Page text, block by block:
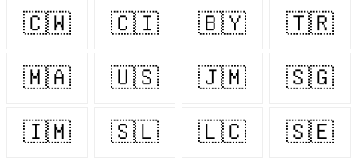
🇨🇼 🇨🇮 🇧🇾 🇹🇷
🇲🇦 🇺🇸 🇯🇲 🇸🇬
🇮🇲 🇸🇱 🇱🇨 🇸🇪